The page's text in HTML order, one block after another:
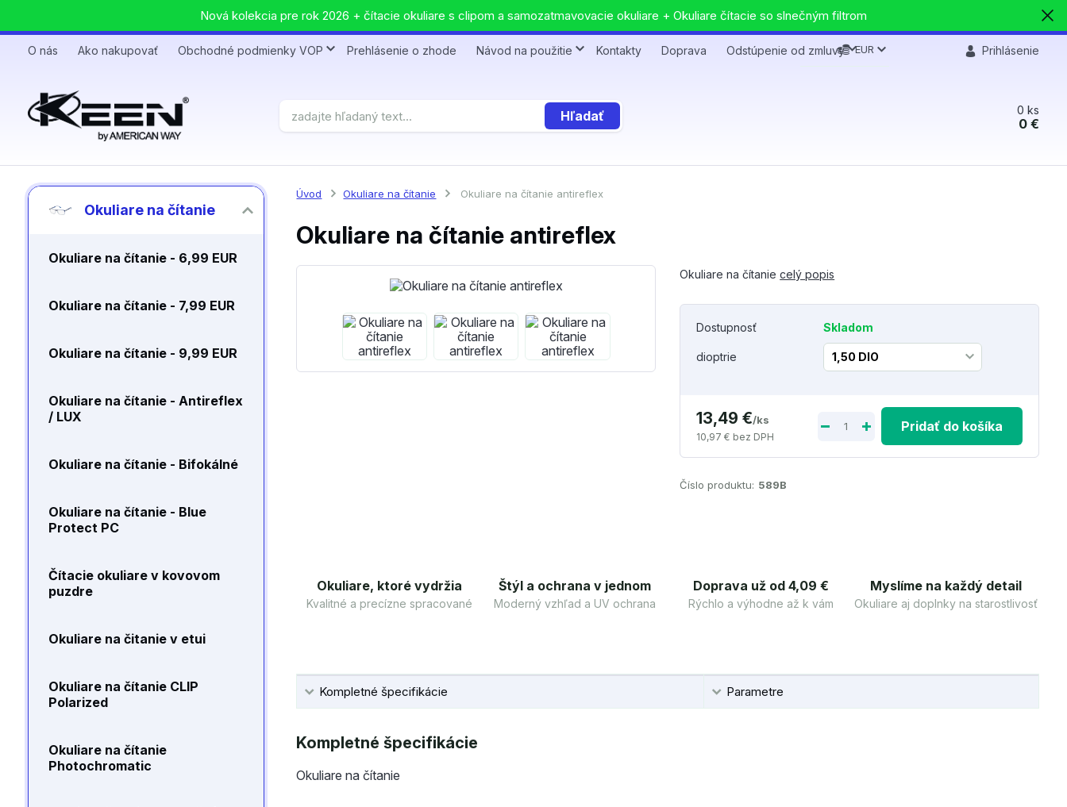
Nová kolekcia pre rok 2026 + čítacie okuliare s clipom a samozatmavovacie okuliare + Okuliare čítacie so slnečným filtrom
O nás Ako nakupovať Obchodné podmienky VOP Prehlásenie o zhode Návod na použitie Kontakty Doprava Odstúpenie od zmluvy EUR Prihlásenie
Hľadať 0 ks
0 €
Okuliare na čítanie
Okuliare na čítanie - 6,99 EUR
Okuliare na čítanie - 7,99 EUR
Okuliare na čítanie - 9,99 EUR
Okuliare na čítanie - Antireflex
/ LUX
Okuliare na čítanie - Bifokálné
Okuliare na čítanie - Blue
Protect PC
Čítacie okuliare v kovovom
puzdre
Okuliare na čitanie v etui
Okuliare na čítanie CLIP
Polarized
Okuliare na čítanie
Photochromatic
Úvod Okuliare na čítanie Okuliare na čítanie antireflex
Okuliare na čítanie antireflex
Okuliare na čítaniecelý popis
Dostupnosť Skladom
dioptrie
13,49 €/ks
10,97 € bez DPH
Pridať do košíka
Číslo produktu: 589B
Okuliare, ktoré vydržia
Kvalitné a precízne spracované
Štýl a ochrana v jednom
Moderný vzhľad a UV ochrana
Doprava už od 4,09 €
Rýchlo a výhodne až k vám
Myslíme na každý detail
Okuliare aj doplnky na starostlivosť
Kompletné špecifikácie Parametre
Kompletné špecifikácie
Okuliare na čítanie